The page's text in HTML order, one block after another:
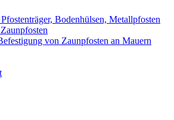
Bodenhülsen, Metallpfosten
von Zaunpfosten an Mauern